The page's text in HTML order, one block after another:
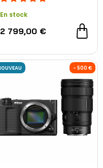
En stock
2 799,00 €